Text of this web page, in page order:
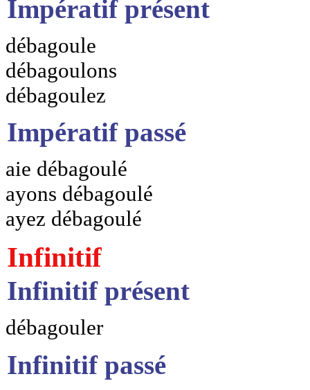
Impératif présent
débagoule
débagoulons
débagoulez
Impératif passé
aie débagoulé
ayons débagoulé
ayez débagoulé
Infinitif
Infinitif présent
débagouler
Infinitif passé